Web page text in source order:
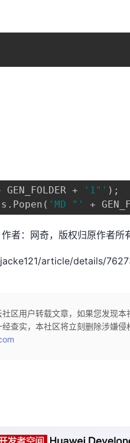
GEN_FOLDER + '1"' );
'MD "' +
者：网奇，版权归原作者所
article/details/
社区用户转载文章，如果您发现
查实，本社区将立刻删除涉嫌侵